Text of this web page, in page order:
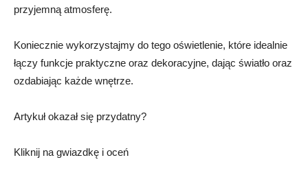
przyjemną atmosferę.
Koniecznie wykorzystajmy do tego oświetlenie, które idealnie
łączy funkcje praktyczne oraz dekoracyjne, dając światło oraz
ozdabiając każde wnętrze.
Artykuł okazał się przydatny?
Kliknij na gwiazdkę i oceń